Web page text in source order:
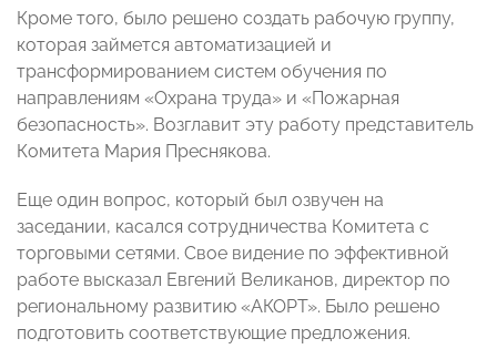
Кроме того, было решено создать рабочую группу,
которая займется автоматизацией и
трансформированием систем обучения по
направлениям «Охрана труда» и «Пожарная
безопасность». Возглавит эту работу представитель
Комитета Мария Преснякова.
Еще один вопрос, который был озвучен на
заседании, касался сотрудничества Комитета с
торговыми сетями. Свое видение по эффективной
работе высказал Евгений Великанов, директор по
региональному развитию «АКОРТ». Было решено
подготовить соответствующие предложения.